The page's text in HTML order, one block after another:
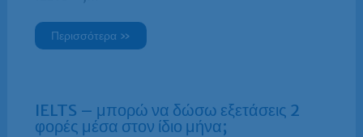
Περισσότερα »
IELTS – μπορώ να δώσω εξετάσεις 2
φορές μέσα στον ίδιο μήνα;